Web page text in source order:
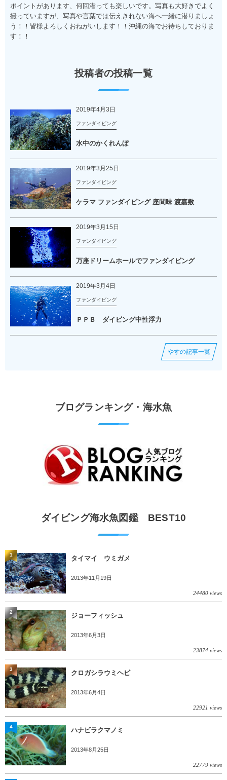
ポイントがあります、何回潜っても楽しいです。写真も大好きでよく
撮っていますが、写真や言葉では伝えきれない海へ一緒に潜りましょ
う！！皆様よろしくおねがいします！！沖縄の海でお待ちしておりま
す！！
投稿者の投稿一覧
2019年4月3日
ファンダイビング
水中のかくれんぼ
2019年3月25日
ファンダイビング
ケラマ ファンダイビング 座間味 渡嘉敷
2019年3月15日
ファンダイビング
万座ドリームホールでファンダイビング
2019年3月4日
ファンダイビング
ＰＰＢ ダイビング中性浮力
やすの記事一覧
ブログランキング・海水魚
ダイビング海水魚図鑑 BEST10
タイマイ ウミガメ
2013年11月19日
24480 views
1
ジョーフィッシュ
2013年6月3日
23874 views
2
クロガシラウミヘビ
2013年6月4日
22921 views
3
ハナビラクマノミ
2013年8月25日
22779 views
4